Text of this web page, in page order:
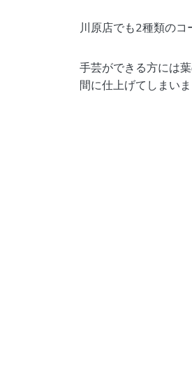
川原店でも2種類のコ
手芸ができる方には
間に仕上げてしまいま